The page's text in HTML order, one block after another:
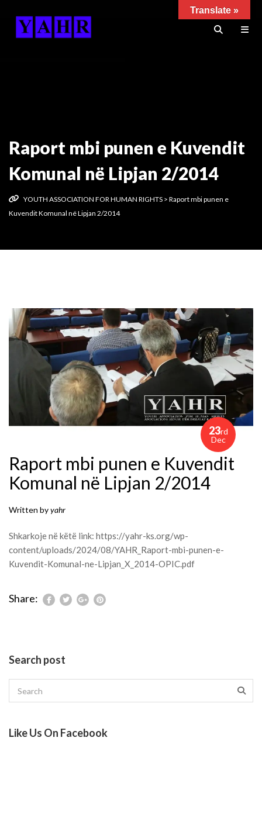
Raport mbi punen e Kuvendit
Komunal në Lipjan 2/2014
YOUTH ASSOCIATION FOR HUMAN RIGHTS > Raport mbi punen e
Kuvendit Komunal në Lipjan 2/2014
23rd
Dec
Raport mbi punen e Kuvendit
Komunal në Lipjan 2/2014
Written byyahr
Shkarkoje në këtë link: https://yahr-ks.org/wp-
content/uploads/2024/08/YAHR_Raport-mbi-punen-e-
Kuvendit-Komunal-ne-Lipjan_X_2014-OPIC.pdf
Share:
Search post
Like Us On Facebook
Translate »